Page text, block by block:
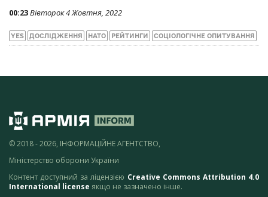
00:23Вівторок 4 Жовтня, 2022
YES ДОСЛІДЖЕННЯ НАТО РЕЙТИНГИ СОЦІОЛОГІЧНЕ ОПИТУВАННЯ
© 2018 - 2026, ІНФОРМАЦІЙНЕ АГЕНТСТВО,
Міністерство оборони України
Контент доступний за ліцензією Creative Commons Attribution 4.0
International license якщо не зазначено інше.